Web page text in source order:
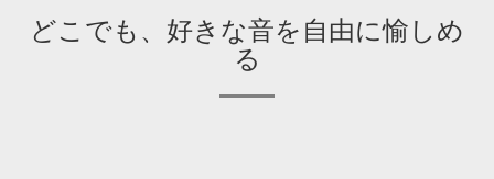
どこでも、好きな音を自由に愉しめ
る